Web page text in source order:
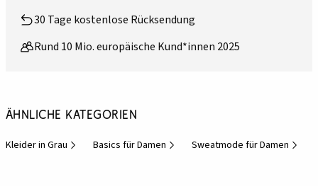
30 Tage kostenlose Rücksendung
Rund 10 Mio. europäische Kund*innen 2025
Ähnliche Kategorien
Kleider in Grau Basics für Damen Sweatmode für Damen